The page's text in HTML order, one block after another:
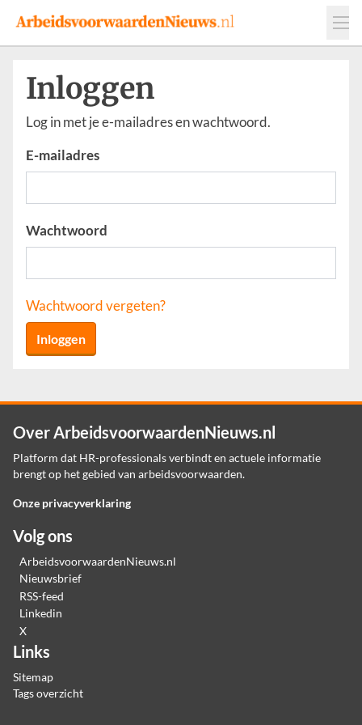
Events
Adverteren
Werkgevers
Contact
Inloggen
Log in met je e-mailadres en wachtwoord.
E-mailadres
Wachtwoord
Wachtwoord vergeten?
Inloggen
Over ArbeidsvoorwaardenNieuws.nl
Platform dat HR-professionals verbindt en actuele informatie
brengt op het gebied van arbeidsvoorwaarden.
Onze privacyverklaring
Volg ons
ArbeidsvoorwaardenNieuws.nl
Nieuwsbrief
RSS-feed
Linkedin
X
Links
Sitemap
Tags overzicht